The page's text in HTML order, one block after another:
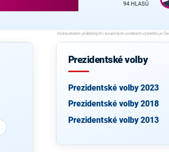
94 HLASŮ
Prezidentské volby
Prezidentské volby 2023
Prezidentské volby 2018
Prezidentské volby 2013